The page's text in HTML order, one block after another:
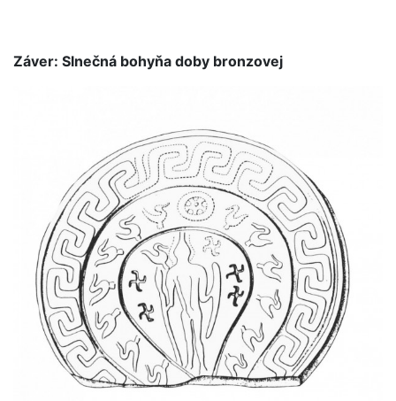
Záver: Slnečná bohyňa doby bronzovej